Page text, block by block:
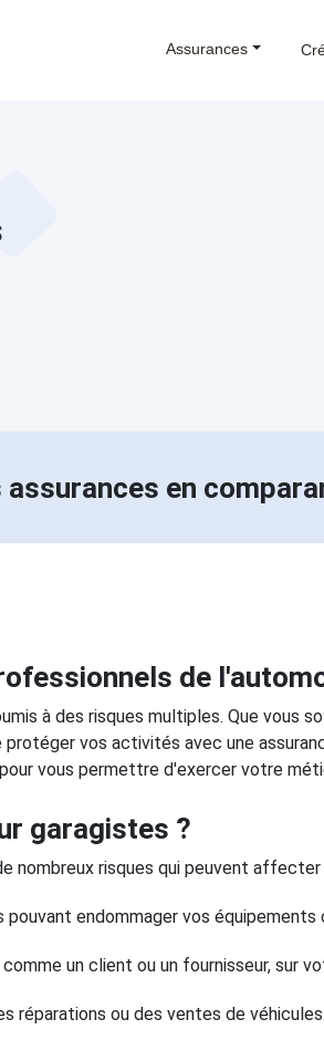
Assurances
assurances en
de
à des risques multiples. Que vous
vos activités avec une
vous permettre d'exercer votre
garagistes ?
risques qui peuvent
endommager vos
un client ou un fournisseur, sur
réparations ou des ventes de véhicules.